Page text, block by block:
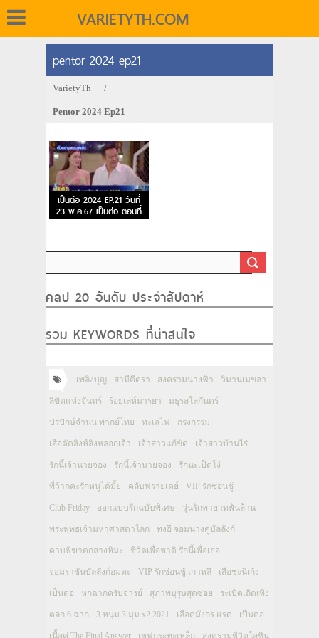
VARIETYTH.COM
pentor 2024 ep21
VarietyTh /
Pentor 2024 Ep21
เป็นต่อ 2024 EP.21 วันที่
23 พ.ค.67 เป็นต่อ ตอนที่
21
คลิป 20 อันดับ ประจำสัปดาห์
รวม KEYWORDS ที่น่าสนใจ
เพลิงบุญ สามีตีตรา สงครามนางฟ้า วิมานเมขลา
ลิขิตแห่งจันทร์ ร้อยเล่ห์มารยา มธุรสโลกันตร์
ปรปักษ์จำนน พากย์ไทย ทะเลไฟ กรงกรรม
เสือตัดสิงห์ลิงหลอกเจ้า เจ้าสาวแก้ขัด เจ้าสาวบ้านไร่
รักนี้เจ้านายจอง รักนี้เจ้านายจอง รักนะเป็ดโง่
พี่ว้ากคะรักหนูได้มั้ย คลับฟรายเดย์ VIP รักซ่อนชู้
Club Friday ออกแบบรักฉบับพิเศษ วุ่นรักทายาทพันล้าน
พระพุทธเจ้ามหาศาสดาโลก ทงอี จอมนางคู่บัลลังก์
ดาบพิฆาตกลางหิมะ ชีวิตเพื่อชาติ รักนี้เพื่อเธอ
จอมราชันบัลลังก์อมตะ VIP รักซ่อนชู้ เกาหลี เสือชะนีเก้ง
เป็นต่อ หกฉากครับจารย์ สุภาพบุรุษสุดซอย ระเบิดเถิดเทิง
ตลก 6 ฉาก 3 หนุ่ม 3 มุม x2 2021 เลือดมังกร แรด เป็นต่อ
เนื้อคู่ The Final Answer เชฟกระทะเหล็ก สงครามชีวิตโอชิน